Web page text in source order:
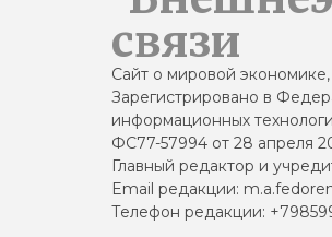
связи
Сайт о мировой
Зарегистрировано в
информационных
ФС77-57994 от 28 апреля
Главный редактор и
Email редакции:
Телефон редакции: